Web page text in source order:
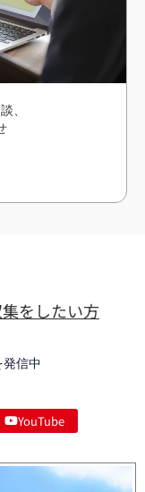
、
をしたい方
信中
YouTube